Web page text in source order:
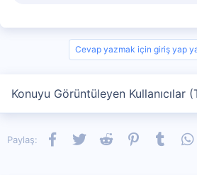
:
Cevap yazmak için giriş yap
Konuyu Görüntüleyen Kullanıcılar
Paylaş: Facebook
TwitterReddit PinterestTumblr